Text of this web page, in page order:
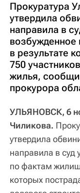
Прокуратура
утвердила
направила в
в результате
750
жилья,
прокурора
УЛЬЯНОВСК, 6
Чиликова.
утвердила
направила в суд
по фактам
которых